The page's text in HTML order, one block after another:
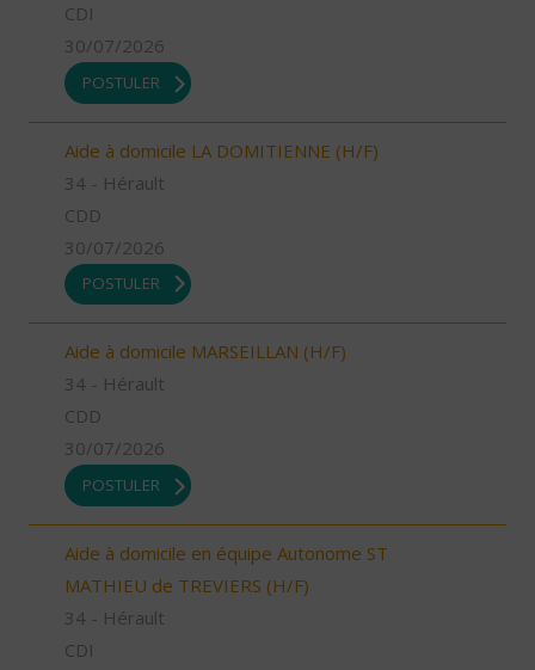
CDI
30/07/2026
POSTULER
Aide à domicile LA DOMITIENNE (H/F)
34 - Hérault
CDD
30/07/2026
POSTULER
Aide à domicile MARSEILLAN (H/F)
34 - Hérault
CDD
30/07/2026
POSTULER
Aide à domicile en équipe Autonome ST
MATHIEU de TREVIERS (H/F)
34 - Hérault
CDI